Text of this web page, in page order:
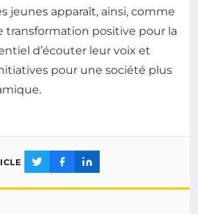
jeunes apparaît, ainsi, comme
transformation positive pour la
d’écouter leur voix et
pour une société plus